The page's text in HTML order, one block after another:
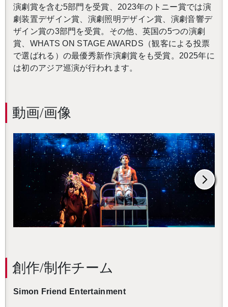
演劇賞を含む5部門を受賞、 2023年のトニー賞では演
劇装置デザイン賞、演劇照明デザイン賞、演劇音響デ
ザイン賞の3部門を受賞。その他、英国の5つの演劇
賞、 WHATS ON STAGE AWARDS （観客による投票
で選ばれる）の最優秀新作演劇賞をも受賞。 2025年に
は初のアジア巡演が行われます。
動画/画像
創作/制作チーム
Simon Friend Entertainment